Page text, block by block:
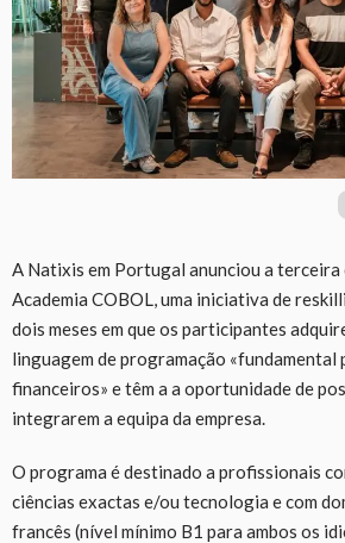
A Natixis em Portugal anunciou a terceira
Academia COBOL, uma iniciativa de
dois meses em que os participantes
linguagem de programação «fundamental
financeiros» e têm a a oportunidade de
integrarem a equipa da empresa.
O programa é destinado a profissionais
ciências exactas e/ou tecnologia e com
francês (nível mínimo B1 para ambos os